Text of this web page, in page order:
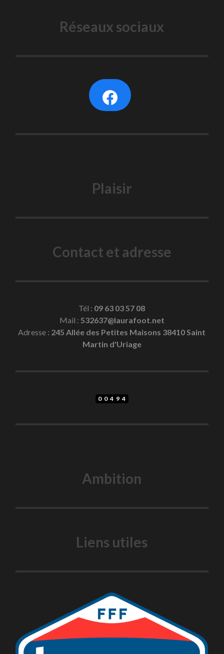
Réseaux sociaux
Plaisir
Contact et adresse
Tél : 09 63 03 57 08
Mail : 532637@laurafoot.net
Adresse : 245 Allée des Petites Maisons 38410 Saint
Martin d'Uriage
00494
Ambition
Liens utiles